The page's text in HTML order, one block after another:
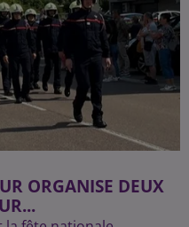
ORGANISE DEUX